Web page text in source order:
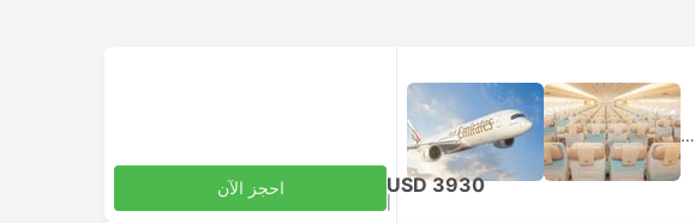
USD 3930 احجز الآن